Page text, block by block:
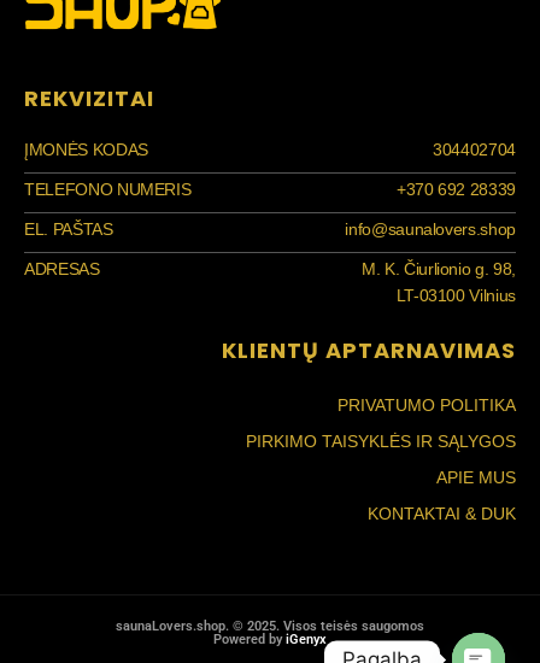
REKVIZITAI
ĮMONĖS KODAS 304402704
TELEFONO NUMERIS +370 692 28339
EL. PAŠTAS info@saunalovers.shop
ADRESAS
M. K. Čiurlionio g. 98,
LT-03100 Vilnius
KLIENTŲ APTARNAVIMAS
PRIVATUMO POLITIKA
PIRKIMO TAISYKLĖS IR SĄLYGOS
APIE MUS
KONTAKTAI & DUK
saunaLovers.shop. © 2025. Visos teisės saugomos
Powered byiGenyx